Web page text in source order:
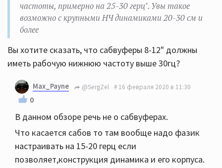
частоты, примерно на 25-30 герц". Увы такое
возможно с крупными НЧ динамиками 20-30 см и
более
Вы хотите сказать, что сабвуферы 8-12" должны
иметь рабочую нижнюю частоту выше 30гц?
Max_Payne @SergZel 16 февраля 2020 в 11:30
0
В данном обзоре речь не о сабвуферах.
Что касается сабов то там вообще надо фазик
настраивать на 15-20 герц если
позволяет,конструкция динамика и его корпуса.